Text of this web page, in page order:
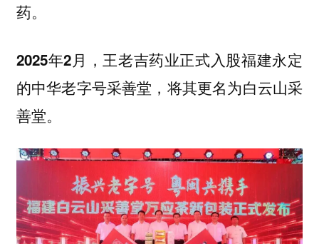
药。
2025年2月，王老吉药业正式入股福建永定
的中华老字号采善堂，将其更名为白云山采
善堂。